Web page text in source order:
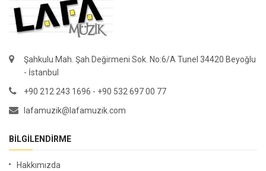
Şahkulu Mah. Şah Değirmeni Sok. No:6/A Tunel 34420 Beyoğlu
- İstanbul
+90 212 243 1696 - +90 532 697 00 77
lafamuzik@lafamuzik.com
BILGILENDIRME
Hakkımızda